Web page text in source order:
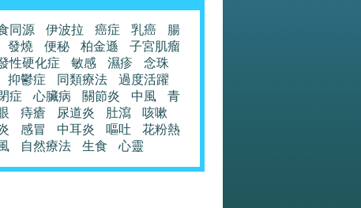
同源 伊波拉 癌症 乳癌
腸
發燒 便秘 柏金遜
子宮肌瘤
性硬化症
敏感 濕疹
念珠
抑鬱症 同類療法
過度活躍
症
心臟病 關節炎 中風
青
痔瘡 尿道炎 肚瀉
咳嗽
感冒 中耳炎 嘔吐
花粉熱
自然療法 生食 心靈